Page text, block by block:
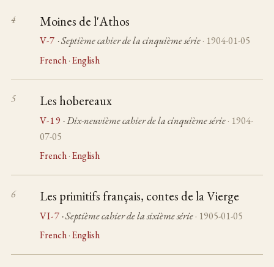
Moines de l'Athos
V-7 · Septième cahier de la cinquième série · 1904-01-05
French ·English
Les hobereaux
V-19 · Dix-neuvième cahier de la cinquième série· 1904-
07-05
French ·English
Les primitifs français, contes de la Vierge
VI-7 · Septième cahier de la sixième série· 1905-01-05
French ·English